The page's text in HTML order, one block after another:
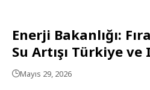
Enerji Bakanlığı:
Su Artışı Türkiye
Mayıs 29, 2026